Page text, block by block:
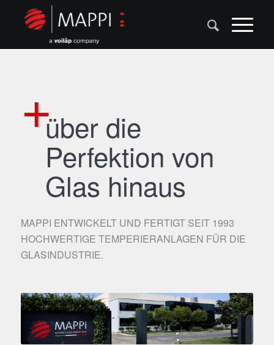
über die
Perfektion von
Glas hinaus
MAPPI ENTWICKELT UND FERTIGT SEIT 1993
HOCHWERTIGE TEMPERIERANLAGEN FÜR DIE
GLASINDUSTRIE.